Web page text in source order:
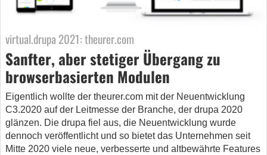
virtual.drupa 2021: theurer.com
Sanfter, aber stetiger Übergang zu
browserbasierten Modulen
Eigentlich wollte der theurer.com mit der Neuentwicklung
C3.2020 auf der Leitmesse der Branche, der drupa 2020
glänzen. Die drupa fiel aus, die Neuentwicklung wurde
dennoch veröffentlicht und so bietet das Unternehmen seit
Mitte 2020 viele neue, verbesserte und altbewährte Features